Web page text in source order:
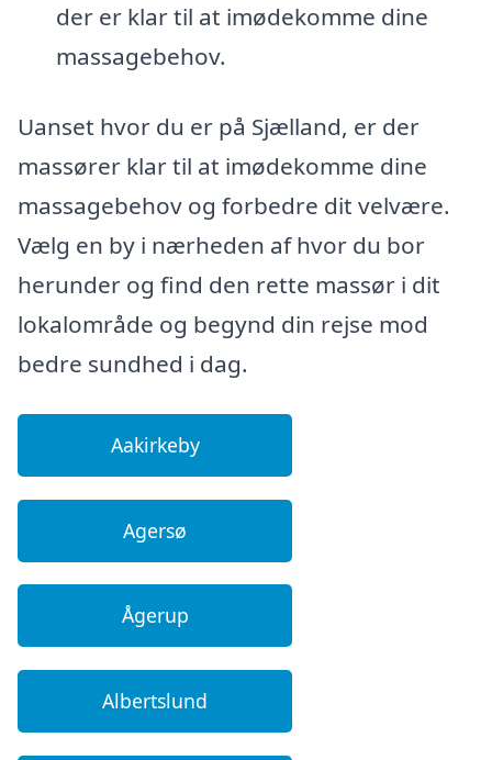
der er klar til at imødekomme dine
massagebehov.
Uanset hvor du er på Sjælland, er der
massører klar til at imødekomme dine
massagebehov og forbedre dit velvære.
Vælg en by i nærheden af hvor du bor
herunder og find den rette massør i dit
lokalområde og begynd din rejse mod
bedre sundhed i dag.
Aakirkeby
Agersø
Ågerup
Albertslund